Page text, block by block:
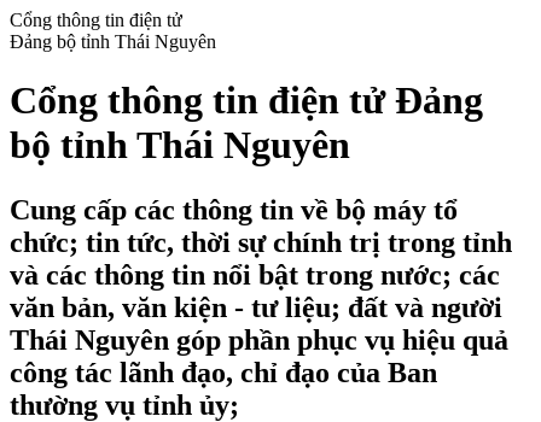
Cổng thông tin điện tử
Đảng bộ tỉnh Thái Nguyên
Cổng thông tin điện tử Đảng
bộ tỉnh Thái Nguyên
Cung cấp các thông tin về bộ máy tổ
chức; tin tức, thời sự chính trị trong tỉnh
và các thông tin nổi bật trong nước; các
văn bản, văn kiện - tư liệu; đất và người
Thái Nguyên góp phần phục vụ hiệu quả
công tác lãnh đạo, chỉ đạo của Ban
thường vụ tỉnh ủy;